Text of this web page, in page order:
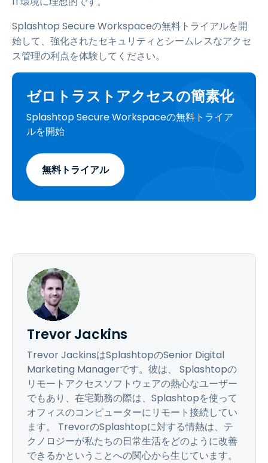
Splashtop Secure Workspaceの無料トライアルを開
始して、強化されたセキュリティとシームレスなアクセ
ス管理の利点を体験してください。
ゼロトラストアクセスの簡素化
Splashtop Secure Workspaceの無料トライア
ルを開始
無料トライアル
Trevor Jackins
Trevor JackinsはSplashtopのSenior Digital
Marketing Managerです。彼は、 Splashtopの
リモートアクセスソフトウェアの熱心なユーザー
でもあり、在宅勤務の際は、Splashtopを使って
オフィスのコンピューターにリモート接続してい
ます。 TrevorのSplashtopに対する情熱は、テ
クノロジーが私たちの日常生活をどのように改善
できるかということへの関心から生じています。